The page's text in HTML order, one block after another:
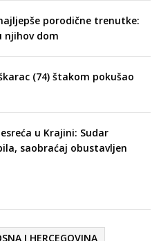
porodične trenutke:
njihov dom
(74) štakom pokušao
u Krajini: Sudar
saobraćaj obustavljen
I HERCEGOVINA